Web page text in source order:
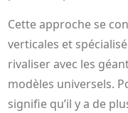
Cette approche se
verticales et
rivaliser avec les
modèles universels.
signifie qu’il y a de